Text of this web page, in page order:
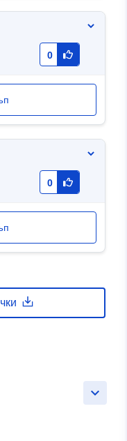
0
0
keyboard_arrow_down